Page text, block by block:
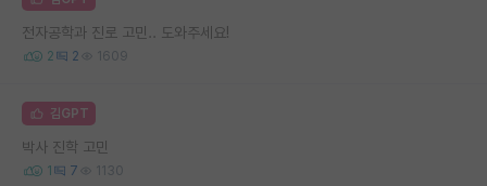
전자공학과 진로 고민.. 도와주세요!
2 2 1609
김GPT
박사 진학 고민
1 7 1130